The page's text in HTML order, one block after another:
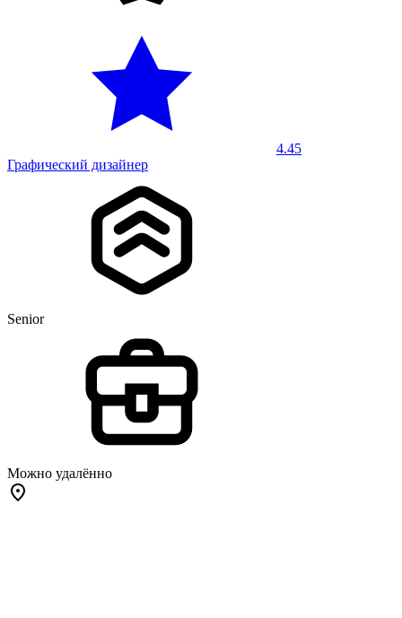
4.45
Графический дизайнер
Senior
Можно удалённо